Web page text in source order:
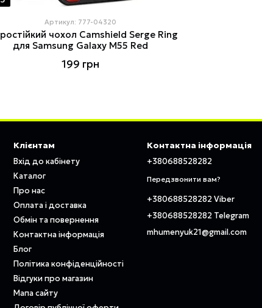
Артикул: 777-04320
чохол Camshield Serge Ring
для Samsung Galaxy M55 Red
199 грн
Клієнтам
Вхід до кабінету
Каталог
Про нас
Оплата і доставка
Обмін та повернення
Контактна інформація
Блог
Політика конфіденційності
Відгуки про магазин
Мапа сайту
Контактна інформація
+380688528282
Передзвонити вам?
+380688528282 Viber
+380688528282 Telegram
mhumenyuk21@gmail.com